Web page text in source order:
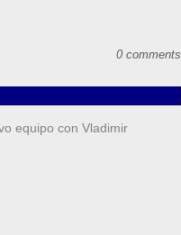
0 comments
equipo con Vladimir